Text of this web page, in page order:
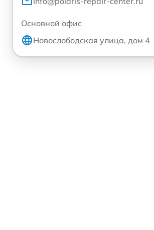
Основной офис
Новослободская улица, дом 4